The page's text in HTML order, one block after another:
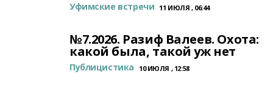
Уфимские встречи 11 ИЮЛЯ , 06:44
№7.2026. Разиф Валеев. Охота:
какой была, такой уж нет
Публицистика 10 ИЮЛЯ , 12:58